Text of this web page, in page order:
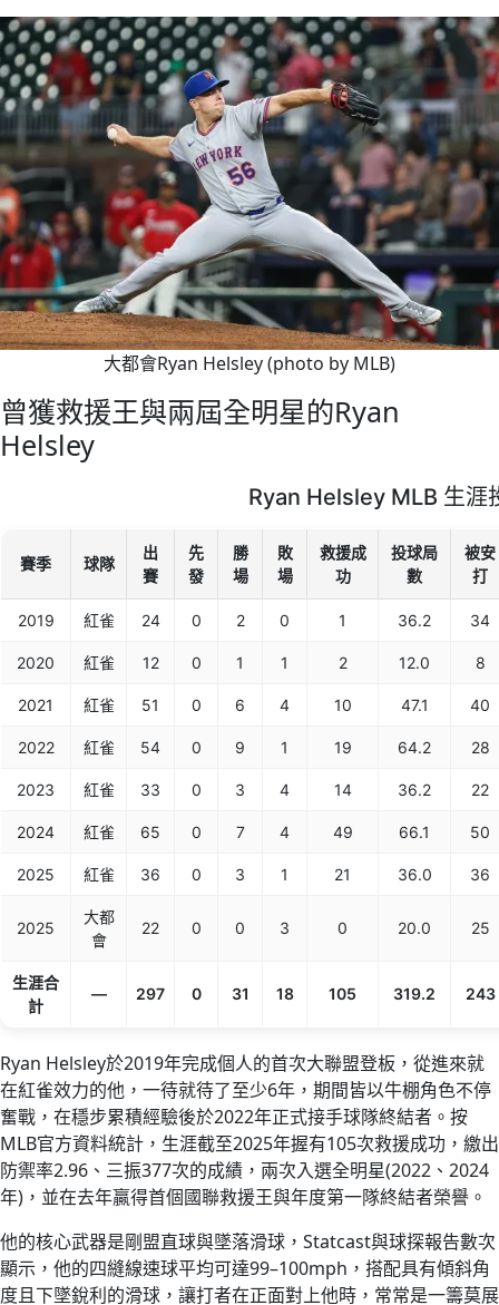
大都會Ryan Helsley (photo by MLB)
曾獲救援王與兩屆全明星的Ryan
Helsley
Ryan Helsley MLB 生涯
賽季 球隊
出
賽
先
發
勝
場
敗
場
救援成
功
投球局
數
被安
打
2019 紅雀 24 0 2 0 1 36.2 34
2020 紅雀 12 0 1 1 2 12.0 8
2021 紅雀 51 0 6 4 10 47.1 40
2022 紅雀 54 0 9 1 19 64.2 28
2023 紅雀 33 0 3 4 14 36.2 22
2024 紅雀 65 0 7 4 49 66.1 50
2025 紅雀 36 0 3 1 21 36.0 36
2025
大都
會
22 0 0 3 0 20.0 25
生涯合
計
— 297 0 31 18 105 319.2 243
Ryan Helsley於2019年完成個人的首次大聯盟登板，從進來就
在紅雀效力的他，一待就待了至少6年，期間皆以牛棚角色不停
奮戰，在穩步累積經驗後於2022年正式接手球隊終結者。按
MLB官方資料統計，生涯截至2025年握有105次救援成功，繳出
防禦率2.96、三振377次的成績，兩次入選全明星(2022、2024
年)，並在去年贏得首個國聯救援王與年度第一隊終結者榮譽。
他的核心武器是剛盟直球與墜落滑球，Statcast與球探報告數次
顯示，他的四縫線速球平均可達99–100mph，搭配具有傾斜角
度且下墜銳利的滑球，讓打者在正面對上他時，常常是一籌莫展